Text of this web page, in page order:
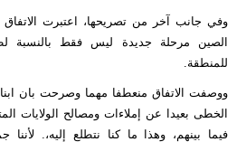
وفي جانب آخر من تصريحها، اعتبرت الاتفاق
الصين مرحلة جديدة ليس فقط بالنسبة
للمنطقة.
ووصفت الاتفاق منعطفا مهما وصرحت بان
الخطى بعيدا عن إملاءات ومصالح الولايات
فيما بينهم، وهذا ما كنا نتطلع إليه،.